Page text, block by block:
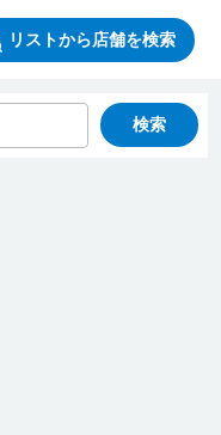
リストから店舗を検索
検索